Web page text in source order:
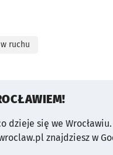
ruchu
dzieje się we Wrocławiu.
znajdziesz w